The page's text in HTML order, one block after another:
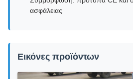
ασφάλειας
Εικόνες προϊόντων